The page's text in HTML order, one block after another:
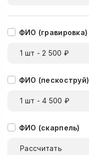
ФИО (гравировка)
1 шт - 2 500 ₽
ФИО (пескоструй)
1 шт - 4 500 ₽
ФИО (скарпель)
Рассчитать